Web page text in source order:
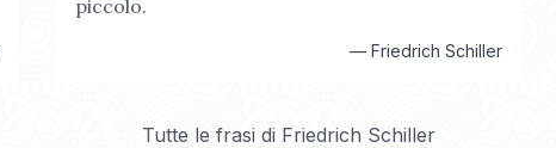
piccolo.
— Friedrich Schiller
Tutte le frasi di Friedrich Schiller